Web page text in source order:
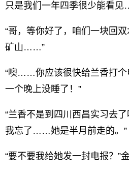
只是我们一年四季很少能看
“哥，等你好了，咱们一块回
矿山……”
“噢……你应该很快给兰香打个
一个晚上没睡了！”
“兰香不是到四川西昌实习去了
我忘了……她是半月前走的。”
“要不要我给她发一封电报？”金